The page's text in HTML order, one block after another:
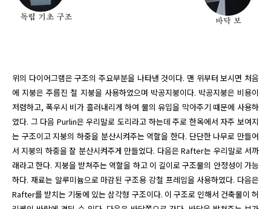
위의 다이어그램은 구조의 주요부분을 나타낸 것이다. 맨 위부터 보시면 처음
에 지붕은 주름진 철 지붕을 사용하였으며 박공지붕이다. 박공지붕은 비용이
저렴하고, 폭우시 비가 흘러내리게 하여 물의 유입을 막아주기 때문에 사용하
였다. 그 다음 Purlin은 우리말로 도리라고 하는데 주로 한옥에서 자주 보여지
는 구조이고 지붕의 하중을 분산시켜주는 역할을 한다. 단단한 나무로 만들어
서 지붕의 하중을 잘 분산시켜주게 만들었다. 다음은 Rafter는 우리말로 서까
래라고 한다. 지붕을 받쳐주는 역할을 하고 이 길이로 구조물의 안정성이 가능
하다. 재료는 알루미늄으로 마감된 구조용 강철 프레임을 사용하였다. 다음은
Rafter를 받치는 기둥에 있는 삼각형 구조이다. 이 구조로 인해서 건축물이 허